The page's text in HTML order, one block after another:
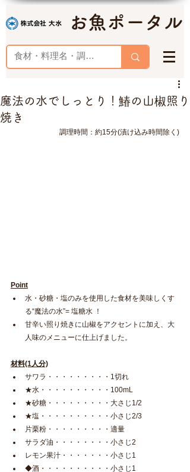
お魚ポータル
魔法の水でしっとり！鰆の山椒照り
焼き
調理時間：約15分(漬け込み時間除く)
Point
水・砂糖・塩のみを使用した食材を美味しくす
る“魔法の水”= 塩糖水 ！
甘辛い照り焼きに山椒をアクセントに加え、大
人味のメニューに仕上げました。
材料(1人分)
サワラ・・・・・・・・・1切れ
★水・・・・・・・・・・100mL
★砂糖・・・・・・・・・大さじ1/2
★塩・・・・・・・・・・小さじ2/3
片栗粉・・・・・・・・・適量
サラダ油・・・・・・・・小さじ2
レモン果汁・・・・・・・小さじ1
◆酒・・・・・・・・・・小さじ1